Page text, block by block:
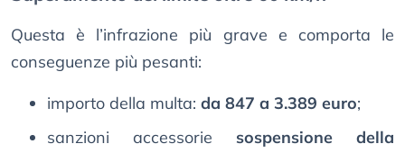
Questa è l’infrazione più grave e comporta le
conseguenze più pesanti:
importo della multa: da 847 a 3.389 euro;
sanzioni accessorie sospensione della